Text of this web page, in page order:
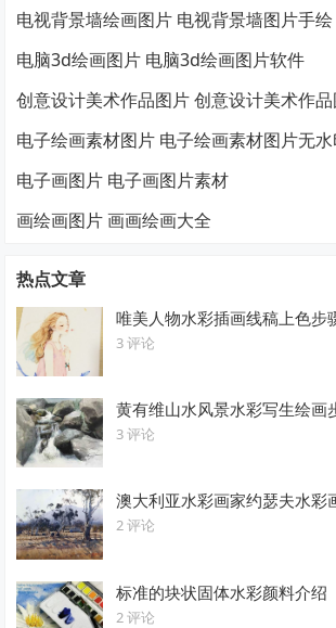
电视背景墙绘画图片 电视背景墙图片手绘
电脑3d绘画图片 电脑3d绘画图片软件
创意设计美术作品图片 创意设计美术作
电子绘画素材图片 电子绘画素材图片无水
电子画图片 电子画图片素材
画绘画图片 画画绘画大全
热点文章
唯美人物水彩插画线稿上色步
3 评论
黄有维山水风景水彩写生绘画
3 评论
澳大利亚水彩画家约瑟夫水彩
2 评论
标准的块状固体水彩颜料介绍
2 评论